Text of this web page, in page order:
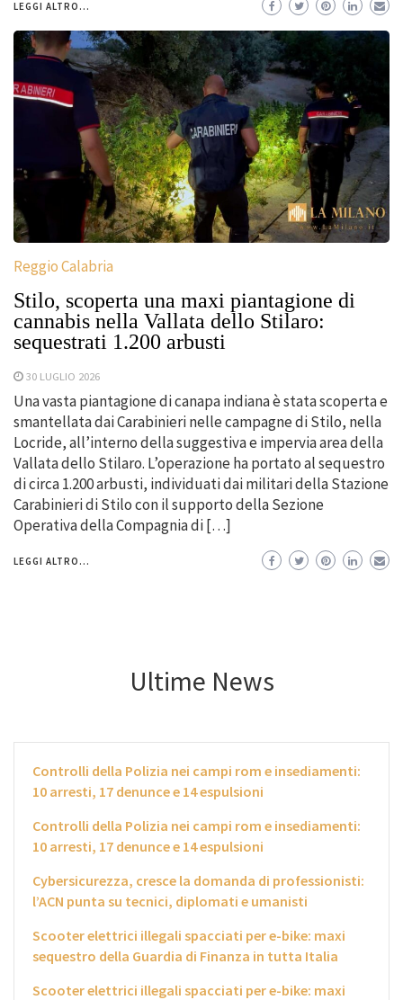
LEGGI ALTRO...
Reggio Calabria
Stilo, scoperta una maxi piantagione di
cannabis nella Vallata dello Stilaro:
sequestrati 1.200 arbusti
30 LUGLIO 2026
Una vasta piantagione di canapa indiana è stata scoperta e
smantellata dai Carabinieri nelle campagne di Stilo, nella
Locride, all’interno della suggestiva e impervia area della
Vallata dello Stilaro. L’operazione ha portato al sequestro
di circa 1.200 arbusti, individuati dai militari della Stazione
Carabinieri di Stilo con il supporto della Sezione
Operativa della Compagnia di […]
LEGGI ALTRO...
Ultime News
Controlli della Polizia nei campi rom e insediamenti:
10 arresti, 17 denunce e 14 espulsioni
Controlli della Polizia nei campi rom e insediamenti:
10 arresti, 17 denunce e 14 espulsioni
Cybersicurezza, cresce la domanda di professionisti:
l’ACN punta su tecnici, diplomati e umanisti
Scooter elettrici illegali spacciati per e-bike: maxi
sequestro della Guardia di Finanza in tutta Italia
Scooter elettrici illegali spacciati per e-bike: maxi